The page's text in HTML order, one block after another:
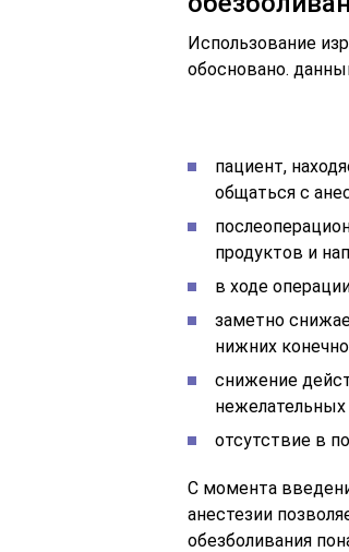
Использование
обосновано.
пациент,
общаться с
продуктов и
в ходе
заметно
нижних
снижение
отсутствие в
С момента
анестезии
обезболивания